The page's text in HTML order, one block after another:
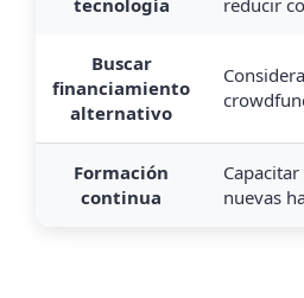
tecnología
reducir
Buscar
financiamiento
alternativo
Formación
continua
nuevas